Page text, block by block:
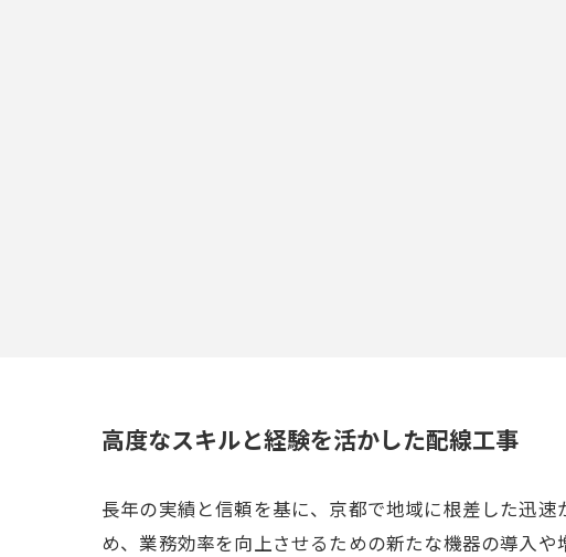
高度なスキルと経験を活かした配線工事
長年の実績と信頼を基に、京都で地域に根差した迅
め、業務効率を向上させるための新たな機器の導入